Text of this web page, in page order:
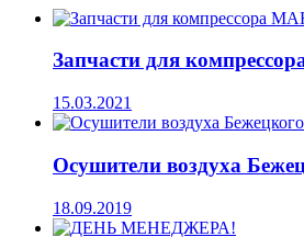
Запчасти для
15.03.2021
Осушители воздуха
18.09.2019